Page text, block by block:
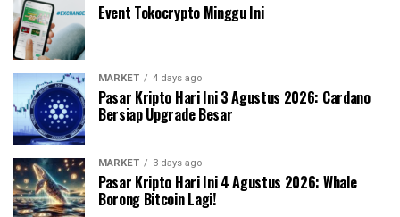
Event Tokocrypto Minggu Ini
MARKET 4 days ago
Pasar Kripto Hari Ini 3 Agustus 2026: Cardano
Bersiap Upgrade Besar
MARKET 3 days ago
Pasar Kripto Hari Ini 4 Agustus 2026: Whale
Borong Bitcoin Lagi!